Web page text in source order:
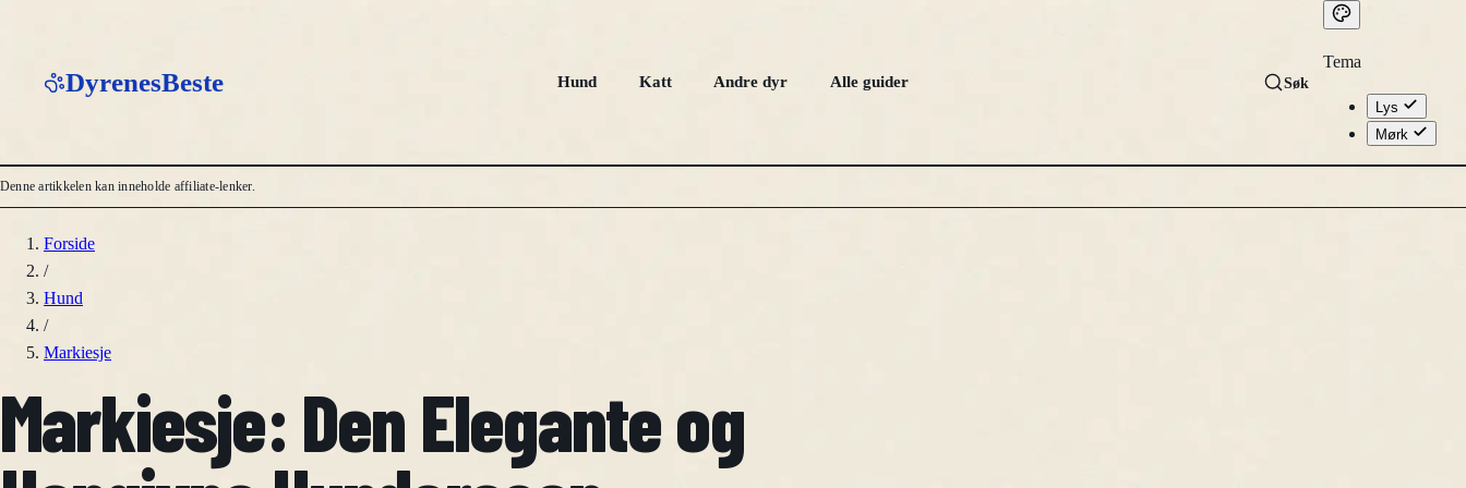
DyrenesBeste Hund Katt Andre dyr Alle guider Søk
Tema
Lys
Mørk
Denne artikkelen kan inneholde affiliate-lenker.
Forside
/
Hund
/
Markiesje
Markiesje: Den Elegante og